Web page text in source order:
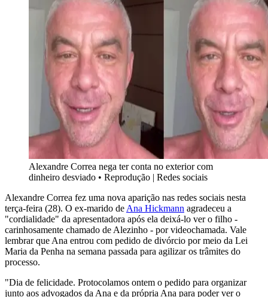
Alexandre Correa nega ter conta no exterior com
dinheiro desviado • Reprodução | Redes sociais
Alexandre Correa fez uma nova aparição nas redes sociais nesta
terça-feira (28). O ex-marido de Ana Hickmann agradeceu a
"cordialidade" da apresentadora após ela deixá-lo ver o filho -
carinhosamente chamado de Alezinho - por videochamada. Vale
lembrar que Ana entrou com pedido de divórcio por meio da Lei
Maria da Penha na semana passada para agilizar os trâmites do
processo.
"Dia de felicidade. Protocolamos ontem o pedido para organizar
junto aos advogados da Ana e da própria Ana para poder ver o